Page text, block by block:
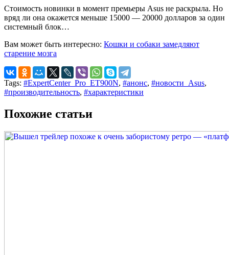
Стоимость новинки в момент премьеры Asus не раскрыла. Но
вряд ли она окажется меньше 15000 — 20000 долларов за один
системный блок…
Вам может быть интересно: Кошки и собаки замедляют
старение мозга
Tags: #ExpertCenter_Pro_ET900N, #анонс, #новости_Asus,
#производительность, #характеристики
Похожие статьи